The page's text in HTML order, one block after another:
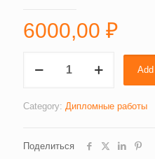
6000,00 ₽
учет
аудит
на
Category: Дипломные работы
Поделиться